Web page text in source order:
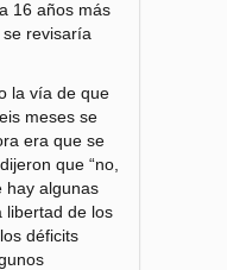
16 años más
revisaría
la vía de que
meses se
era que se
que “no,
hay algunas
libertad de los
déficits